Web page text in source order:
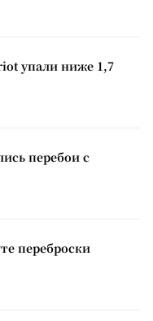
упали ниже 1,7
перебои с
переброски